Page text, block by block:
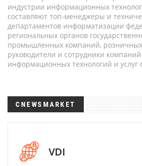
индустрии информационных
составляют топ-менеджеры и
департаментов информатизации
региональных органов
промышленных компаний, розничных
руководители и сотрудники
информационных технологий и услуг
CNEWSMARKET
VDI